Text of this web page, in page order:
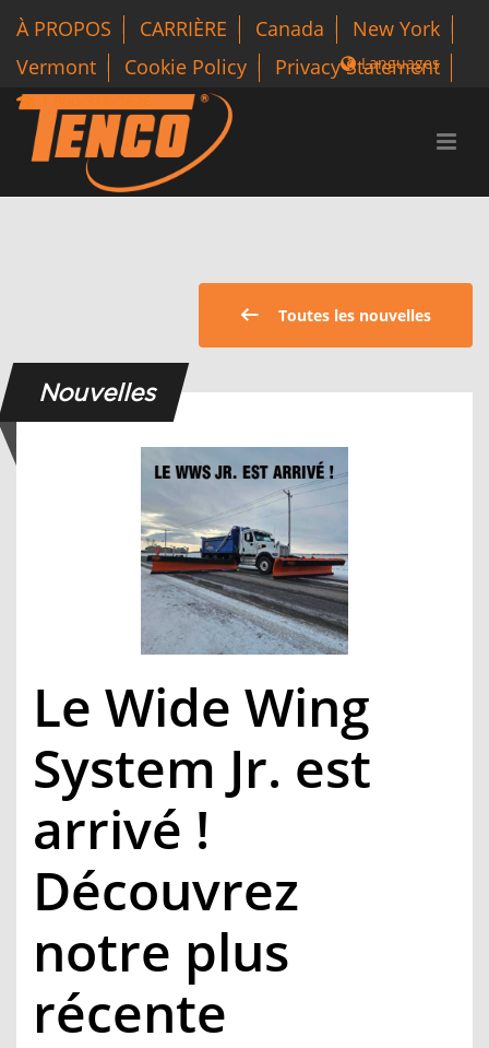
À PROPOS CARRIÈRE Canada
New York
Vermont
Cookie Policy Privacy Statement
1 800-318-3626
Languages
Toutes les nouvelles
Nouvelles
Le Wide Wing
System Jr. est
arrivé !
Découvrez
notre plus
récente